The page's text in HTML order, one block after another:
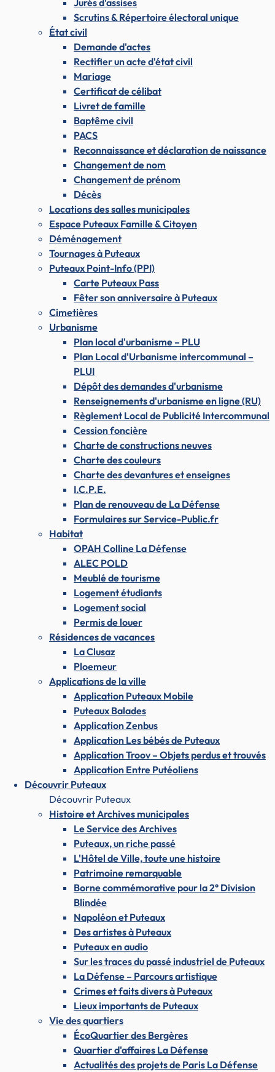
Jurés d'assises
Scrutins & Répertoire électoral unique
État civil
Demande d'actes
Rectifier un acte d'état civil
Mariage
Certificat de célibat
Livret de famille
Baptême civil
PACS
Reconnaissance et déclaration de naissance
Changement de nom
Changement de prénom
Décès
Locations des salles municipales
Espace Puteaux Famille & Citoyen
Déménagement
Tournages à Puteaux
Puteaux Point-Info (PPI)
Carte Puteaux Pass
Fêter son anniversaire à Puteaux
Cimetières
Urbanisme
Plan local d'urbanisme – PLU
Plan Local d'Urbanisme intercommunal –
PLUI
Dépôt des demandes d'urbanisme
Renseignements d'urbanisme en ligne (RU)
Règlement Local de Publicité Intercommunal
Cession foncière
Charte de constructions neuves
Charte des couleurs
Charte des devantures et enseignes
I.C.P.E.
Plan de renouveau de La Défense
Formulaires sur Service-Public.fr
Habitat
OPAH Colline La Défense
ALEC POLD
Meublé de tourisme
Logement étudiants
Logement social
Permis de louer
Résidences de vacances
La Clusaz
Ploemeur
Applications de la ville
Application Puteaux Mobile
Puteaux Balades
Application Zenbus
Application Les bébés de Puteaux
Application Troov – Objets perdus et trouvés
Application Entre Putéoliens
Découvrir Puteaux
Découvrir Puteaux
Histoire et Archives municipales
Le Service des Archives
Puteaux, un riche passé
L'Hôtel de Ville, toute une histoire
Patrimoine remarquable
Borne commémorative pour la 2° Division
Blindée
Napoléon et Puteaux
Des artistes à Puteaux
Puteaux en audio
Sur les traces du passé industriel de Puteaux
La Défense – Parcours artistique
Crimes et faits divers à Puteaux
Lieux importants de Puteaux
Vie des quartiers
ÉcoQuartier des Bergères
Quartier d'affaires La Défense
Actualités des projets de Paris La Défense